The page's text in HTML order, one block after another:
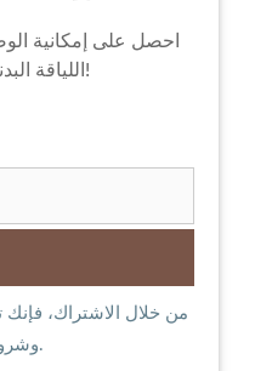
احصل على إمكانية
اللياقة البدنية والتغذية لدينا!
من خلال الاشتراك،
وشروط الخدمة.